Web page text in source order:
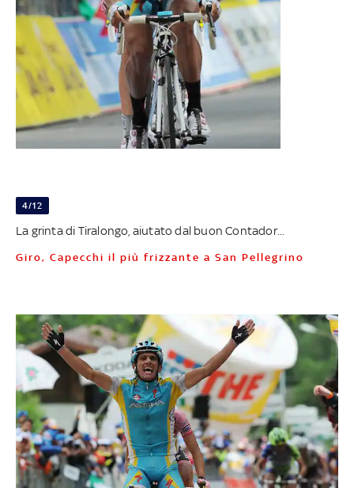
4/12
La grinta di Tiralongo, aiutato dal buon Contador...
Giro, Capecchi il più frizzante a San Pellegrino